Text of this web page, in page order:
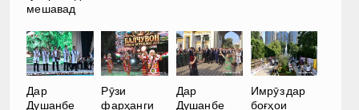
мешавад
Дар
Душанбе
Рӯзи
фарҳанги
Дар
Душанбе
Имрӯз дар
боғҳои